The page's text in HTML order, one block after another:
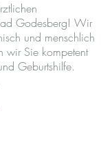
Godesberg! Wir
und menschlich
wir Sie kompetent
Geburtshilfe.